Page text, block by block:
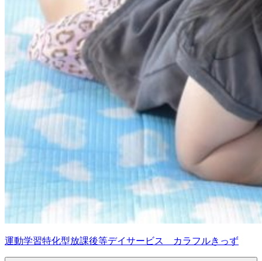
運動学習特化型放課後等デイサービス カラフルきっず